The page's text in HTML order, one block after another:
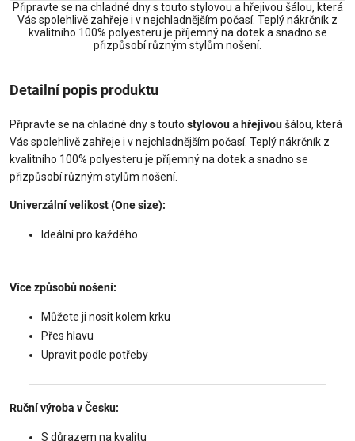
Připravte se na chladné dny s touto stylovou a hřejivou šálou, která
Vás spolehlivě zahřeje i v nejchladnějším počasí. Teplý nákrčník z
kvalitního 100% polyesteru je příjemný na dotek a snadno se
přizpůsobí různým stylům nošení.
Detailní popis produktu
Připravte se na chladné dny s touto stylovoua hřejivoušálou, která
Vás spolehlivě zahřeje i v nejchladnějším počasí. Teplý nákrčník z
kvalitního 100% polyesteru je příjemný na dotek a snadno se
přizpůsobí různým stylům nošení.
Univerzální velikost (One size):
Ideální pro každého
Více způsobů nošení:
Můžete ji nosit kolem krku
Přes hlavu
Upravit podle potřeby
Ruční výroba v Česku:
S důrazem na kvalitu